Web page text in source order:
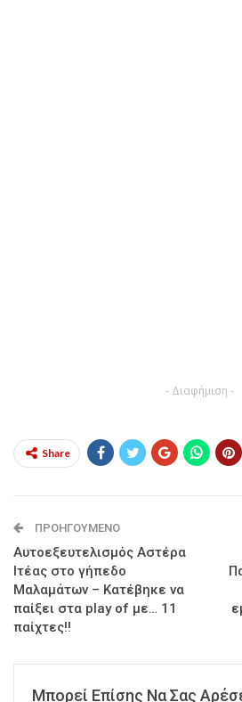
- Διαφήμιση -
Share
ΠΡΟΗΓΟΎΜΕΝΟ
Αυτοεξευτελισμός Αστέρα
Ιτέας στο γήπεδο
Μαλαμάτων – Κατέβηκε να
παίξει στα play of με… 11
παίχτες!!
Μπορεί Επίσης Να Σας